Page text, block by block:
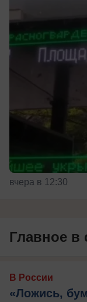
вчера в 12:30
Главное в
В России
«Ложись,